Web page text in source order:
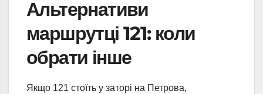
Альтернативи
маршрутці 121: коли
обрати інше
Якщо 121 стоїть у заторі на Петрова,